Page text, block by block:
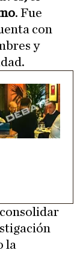
. Fue
con
y
la